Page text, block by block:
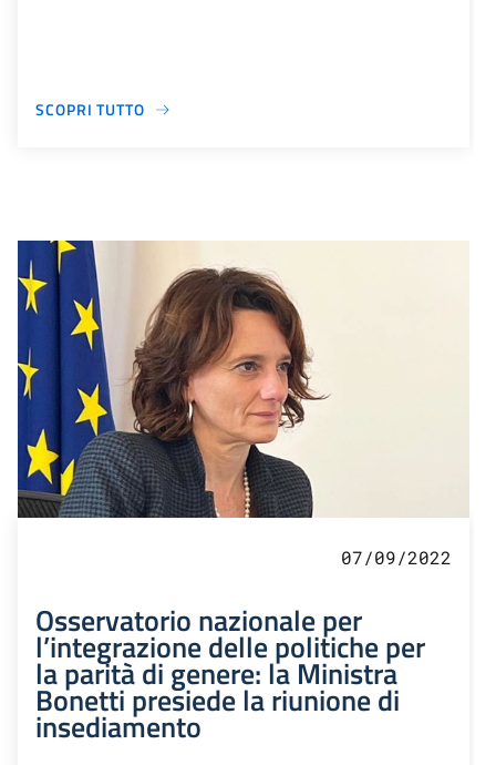
SCOPRI TUTTO
07/09/2022
Osservatorio nazionale per
l’integrazione delle politiche per
la parità di genere: la Ministra
Bonetti presiede la riunione di
insediamento